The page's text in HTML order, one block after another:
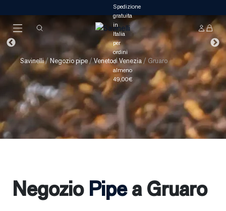
Savinelli/ Negozio pipe/Veneto/Venezia / Gruaro
Negozio Pipea Gruaro